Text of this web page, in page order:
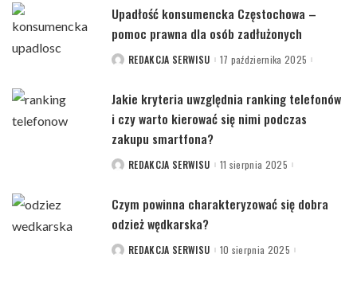
Upadłość konsumencka Częstochowa –
pomoc prawna dla osób zadłużonych
POSTEDREDAKCJA SERWISU 17 października 2025
Jakie kryteria uwzględnia ranking telefonów
i czy warto kierować się nimi podczas
zakupu smartfona?
POSTEDREDAKCJA SERWISU 11 sierpnia 2025
Czym powinna charakteryzować się dobra
odzież wędkarska?
POSTEDREDAKCJA SERWISU 10 sierpnia 2025